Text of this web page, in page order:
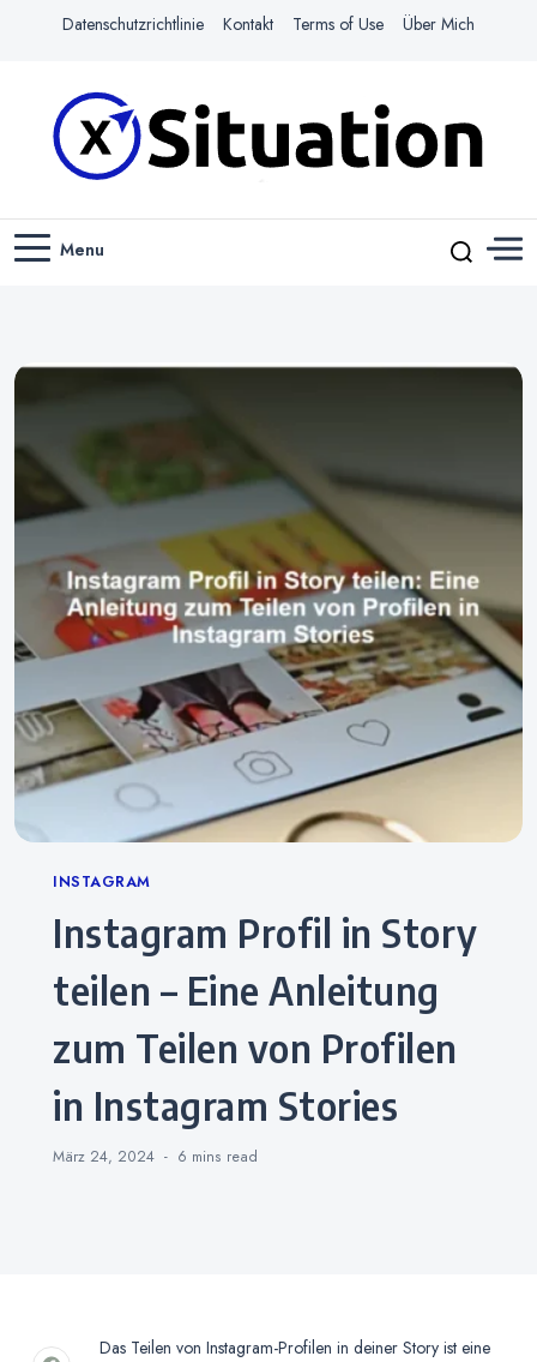
Datenschutzrichtlinie Kontakt Terms of Use Über Mich
X-SITUATION
Menu
Categories
INSTAGRAM
Instagram Profil in Story
teilen – Eine Anleitung
zum Teilen von Profilen
in Instagram Stories
März 24, 2024 6 mins read
Das Teilen von Instagram-Profilen in deiner Story ist eine